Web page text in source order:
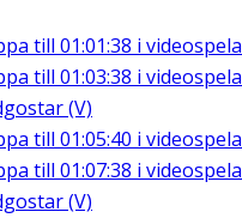
till 01:01:38 i
till 01:03:38 i
(V)
till 01:05:40 i
till 01:07:38 i
(V)